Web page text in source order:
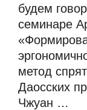
будем
семинаре
метод
Даосских
Чжуан …